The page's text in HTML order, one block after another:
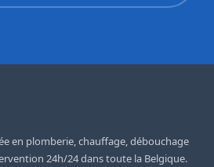
en plomberie, chauffage, débouchage
24h/24 dans toute la Belgique.